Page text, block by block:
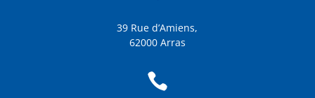
39 Rue d’Amiens,
62000 Arras
